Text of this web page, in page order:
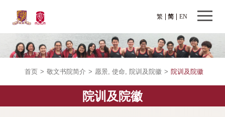
繁 EN
简
首页 > 敬文书院简介 > 愿景, 使命, 院训及院徽 > 院训及院徽
院训及院徽